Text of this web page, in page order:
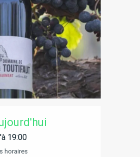
ET
19:00
horaires